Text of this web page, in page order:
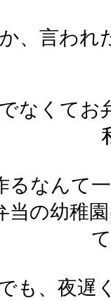
、言われ
なくてお
るなんて
当の幼稚
も、夜遅